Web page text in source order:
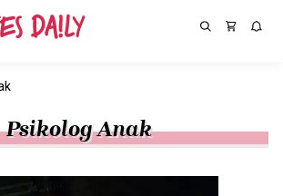
Psikolog Anak